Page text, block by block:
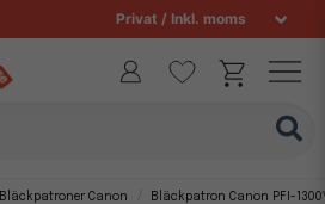
Bläckpatroner Canon Bläckpatron Canon PFI-